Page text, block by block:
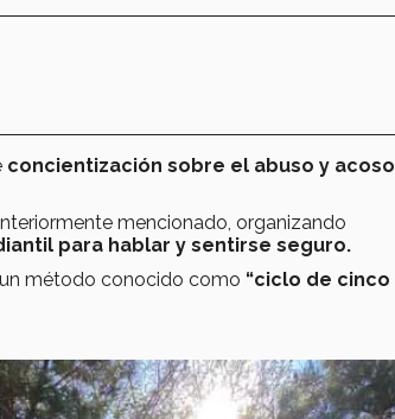
concientización sobre el abuso y acoso
mencionado, organizando
para hablar y sentirse seguro.
un método conocido como “ciclo de cinco